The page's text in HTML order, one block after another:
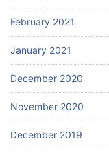
February 2021
January 2021
December 2020
November 2020
December 2019